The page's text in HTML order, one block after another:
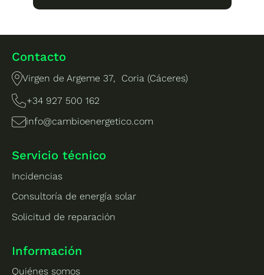
Contacto
Virgen de Argeme 37, Coria (Cáceres)
+34 927 500 162
info@cambioenergetico.com
Servicio técnico
Incidencias
Consultoría de energía solar
Solicitud de reparación
Información
Quiénes somos